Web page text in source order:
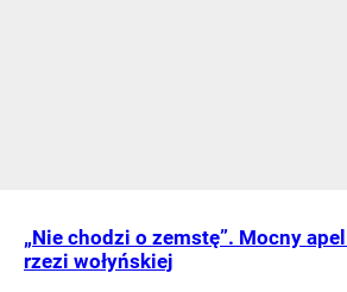
„Nie chodzi o zemstę”. Mocny
rzezi wołyńskiej